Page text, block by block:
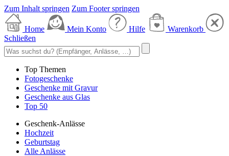
Zum Inhalt springen Zum Footer springen
Home Mein Konto Hilfe
Warenkorb
Schließen
Top Themen
Fotogeschenke
Geschenke mit Gravur
Geschenke aus Glas
Top 50
Geschenk-Anlässe
Hochzeit
Geburtstag
Alle Anlässe